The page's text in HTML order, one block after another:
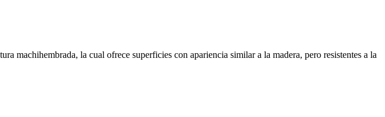
machihembrada, la cual ofrece superficies con apariencia similar a la madera, pero resistentes a la